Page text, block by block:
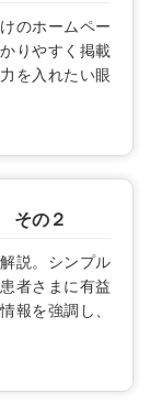
のホームペー
りやすく掲載
を入れたい眼
その２
説。シンプル
者さまに有益
報を強調し、